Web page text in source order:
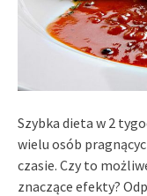
Szybka dieta w 2
wielu osób
czasie. Czy to
znaczące efekty?